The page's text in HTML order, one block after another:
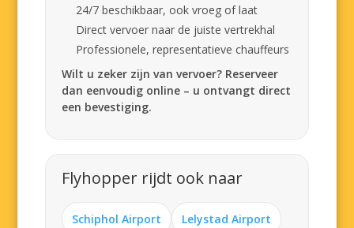
24/7 beschikbaar, ook vroeg of laat
Direct vervoer naar de juiste vertrekhal
Professionele, representatieve chauffeurs
Wilt u zeker zijn van vervoer? Reserveer
dan eenvoudig online – u ontvangt direct
een bevestiging.
Flyhopper rijdt ook naar
Schiphol Airport Lelystad Airport